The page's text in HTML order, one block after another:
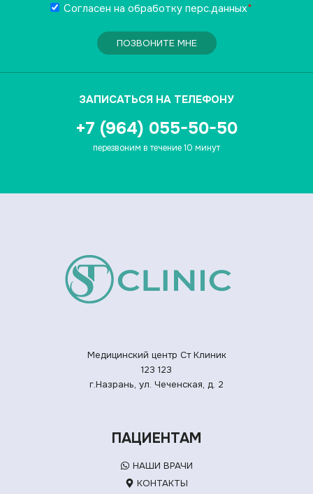
Согласен на обработку перс.данных*
ПОЗВОНИТЕ МНЕ
ЗАПИСАТЬСЯ НА ТЕЛЕФОНУ
+7 (964) 055-50-50
перезвоним в течение 10 минут
Медицинский центр Ст Клиник
123 123
г.Назрань, ул. Чеченская, д. 2
ПАЦИЕНТАМ
НАШИ ВРАЧИ
КОНТАКТЫ